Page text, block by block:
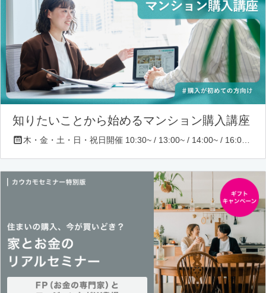
知りたいことから始めるマンション購入講座